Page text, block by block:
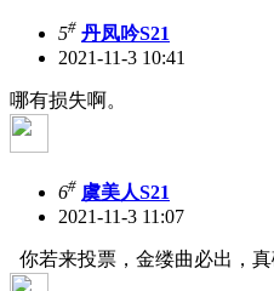
5# 丹凤吟S21
2021-11-3 10:41
哪有损失啊。
6# 虞美人S21
2021-11-3 11:07
你若来投票，金缕曲必出，真